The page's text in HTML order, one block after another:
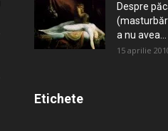
Despre
a nu avea...
15 aprilie
Etichete